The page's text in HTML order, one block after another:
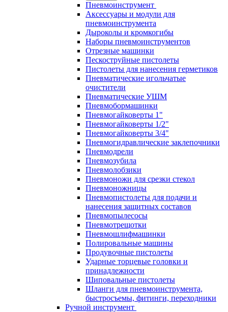
Пневмоинструмент
Аксессуары и модули для
пневмоинструмента
Дыроколы и кромкогибы
Наборы пневмоинструментов
Отрезные машинки
Пескоструйные пистолеты
Пистолеты для нанесения герметиков
Пневматические игольчатые
очистители
Пневматические УШМ
Пневмобормашинки
Пневмогайковерты 1"
Пневмогайковерты 1/2"
Пневмогайковерты 3/4"
Пневмогидравлические заклепочники
Пневмодрели
Пневмозубила
Пневмолобзики
Пневмоножи для срезки стекол
Пневмоножницы
Пневмопистолеты для подачи и
нанесения защитных составов
Пневмопылесосы
Пневмотрещотки
Пневмошлифмашинки
Полировальные машины
Продувочные пистолеты
Ударные торцевые головки и
принадлежности
Шиповальные пистолеты
Шланги для пневмоинструмента,
быстросъемы, фитинги, переходники
Ручной инструмент